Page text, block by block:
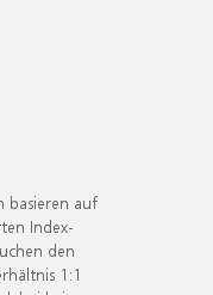
basieren auf
Index-
den
1:1